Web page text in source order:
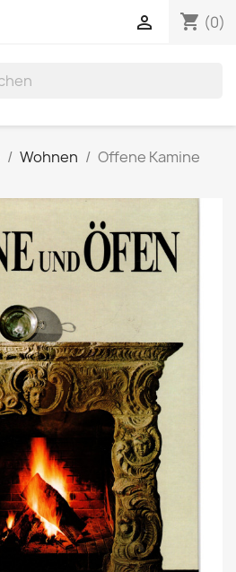
shopping_cart (0)

Wohnen
Offene Kamine